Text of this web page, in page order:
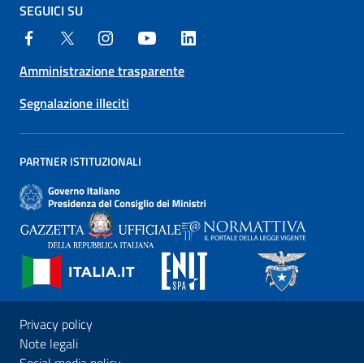
SEGUICI SU
Amministrazione trasparente
Segnalazione illeciti
PARTNER ISTITUZIONALI
Privacy policy
Note legali